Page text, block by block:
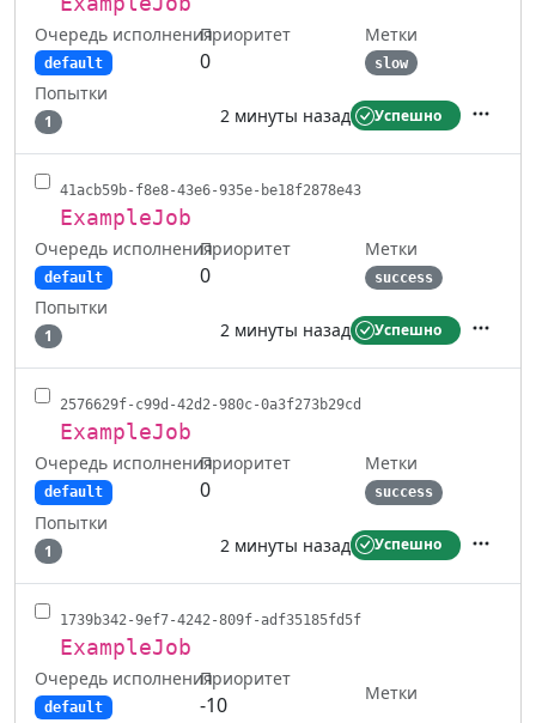
Очередь исполнения
default
Приоритет
0
Метки
slow
Попытки
1 2 минуты назад Успешно
41acb59b-f8e8-43e6-935e-be18f2878e43
ExampleJob
Очередь исполнения
default
Приоритет
0
Метки
success
Попытки
1 2 минуты назад Успешно
2576629f-c99d-42d2-980c-0a3f273b29cd
ExampleJob
Очередь исполнения
default
Приоритет
0
Метки
success
Попытки
1 2 минуты назад Успешно
1739b342-9ef7-4242-809f-adf35185fd5f
ExampleJob
Очередь исполнения
default
Приоритет
-10
Метки